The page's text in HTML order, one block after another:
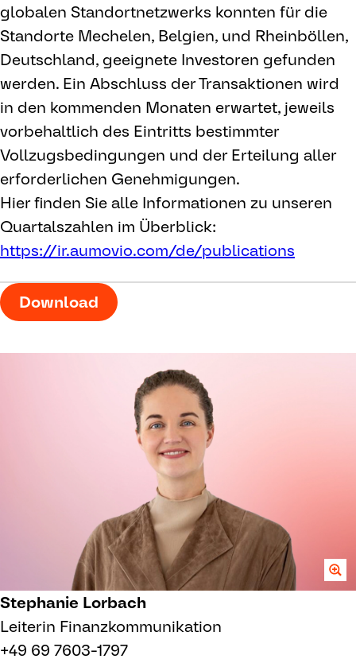
globalen Standortnetzwerks konnten für die
Standorte Mechelen, Belgien, und Rheinböllen,
Deutschland, geeignete Investoren gefunden
werden. Ein Abschluss der Transaktionen wird
in den kommenden Monaten erwartet, jeweils
vorbehaltlich des Eintritts bestimmter
Vollzugsbedingungen und der Erteilung aller
erforderlichen Genehmigungen.
Hier finden Sie alle Informationen zu unseren
Quartalszahlen im Überblick:
https://ir.aumovio.com/de/publications
Download
Stephanie Lorbach
Leiterin Finanzkommunikation
+49 69 7603-1797